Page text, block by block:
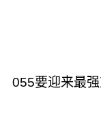
055要迎来最强